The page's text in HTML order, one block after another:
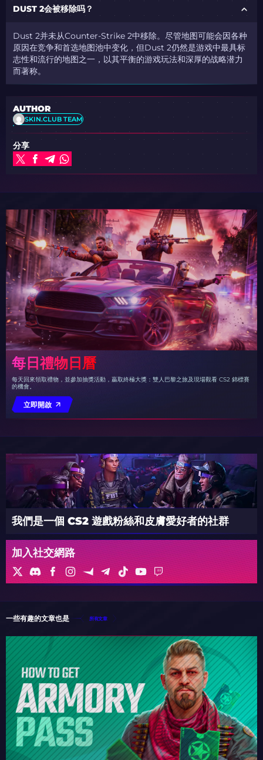
DUST 2会被移除吗？
Dust 2并未从Counter-Strike 2中移除。尽管地图可能会因各种
原因在竞争和首选地图池中变化，但Dust 2仍然是游戏中最具标
志性和流行的地图之一，以其平衡的游戏玩法和深厚的战略潜力
而著称。
AUTHOR
SKIN.CLUB TEAM
分享
每日禮物日曆
每天回來領取禮物，並參加抽獎活動，贏取終極大獎：雙人巴黎之旅及現場觀看 CS2 錦標賽
的機會。
立即開啟
我們是一個 CS2 遊戲粉絲和皮膚愛好者的社群
加入社交網路
一些有趣的文章也是 所有文章